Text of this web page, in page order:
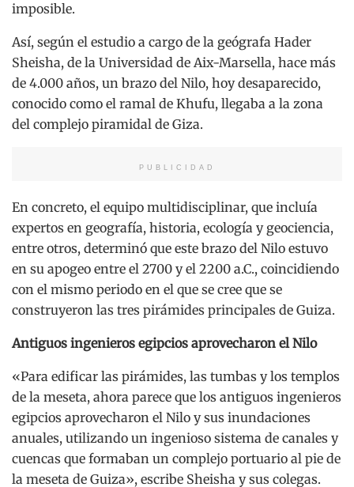
imposible.
Así, según el estudio a cargo de la geógrafa Hader
Sheisha, de la Universidad de Aix-Marsella, hace más
de 4.000 años, un brazo del Nilo, hoy desaparecido,
conocido como el ramal de Khufu, llegaba a la zona
del complejo piramidal de Giza.
PUBLICIDAD
En concreto, el equipo multidisciplinar, que incluía
expertos en geografía, historia, ecología y geociencia,
entre otros, determinó que este brazo del Nilo estuvo
en su apogeo entre el 2700 y el 2200 a.C., coincidiendo
con el mismo periodo en el que se cree que se
construyeron las tres pirámides principales de Guiza.
Antiguos ingenieros egipcios aprovecharon el Nilo
«Para edificar las pirámides, las tumbas y los templos
de la meseta, ahora parece que los antiguos ingenieros
egipcios aprovecharon el Nilo y sus inundaciones
anuales, utilizando un ingenioso sistema de canales y
cuencas que formaban un complejo portuario al pie de
la meseta de Guiza», escribe Sheisha y sus colegas.